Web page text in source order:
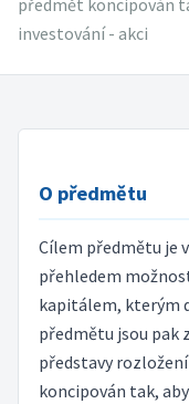
investování - akci
O předmětu
Cílem předmětu je
přehledem
kapitálem, kterým
předmětu jsou pak
představy
koncipován tak,